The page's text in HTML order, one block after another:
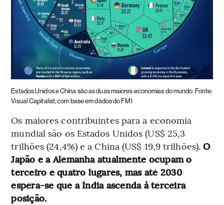
Estados Unidos e China são as duas maiores economias do mundo Fonte:
Visual Capitalist, com base em dados do FMI
Os maiores contribuintes para a economia
mundial são os Estados Unidos (US$ 25,3
trilhões (24,4%) e a China (US$ 19,9 trilhões). O
Japão e a Alemanha atualmente ocupam o
terceiro e quatro lugares, mas até 2030
espera-se que a Índia ascenda à terceira
posição.